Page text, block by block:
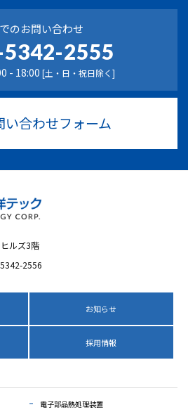
のお問い合わせ
2555
- 18:00 [土・日・祝日除く]
い合わせフォーム
ルズ3階
2556
お知らせ
採用情報
電子部品熱処理装置